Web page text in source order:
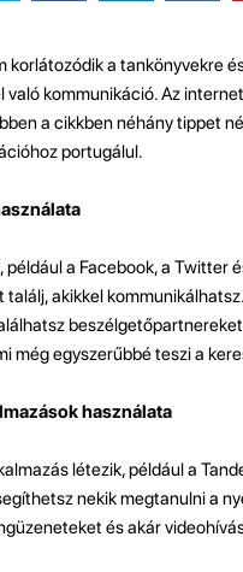
korlátozódik a tankönyvekre
való kommunikáció. Az
a cikkben néhány tippet
portugálul.
például a Facebook, a Twitter
találj, akikkel
még egyszerűbbé teszi a
használata
létezik, például a
nekik megtanulni a
és akár